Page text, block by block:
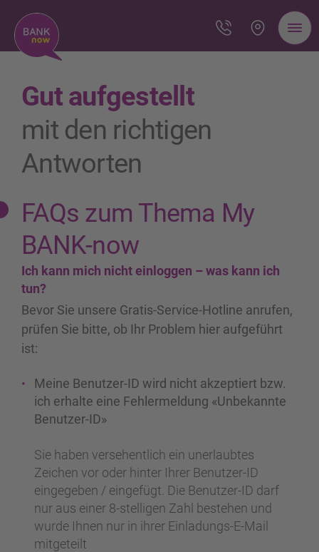
Gut aufgestellt
mit den richtigen
Antworten
FAQs zum Thema My
BANK-now
Ich kann mich nicht einloggen – was kann ich
tun?
Bevor Sie unsere Gratis-Service-Hotline anrufen,
prüfen Sie bitte, ob Ihr Problem hier aufgeführt
ist:
Meine Benutzer-ID wird nicht akzeptiert bzw.
ich erhalte eine Fehlermeldung «Unbekannte
Benutzer-ID»
Sie haben versehentlich ein unerlaubtes
Zeichen vor oder hinter Ihrer Benutzer-ID
eingegeben / eingefügt. Die Benutzer-ID darf
nur aus einer 8-stelligen Zahl bestehen und
wurde Ihnen nur in ihrer Einladungs-E-Mail
mitgeteilt